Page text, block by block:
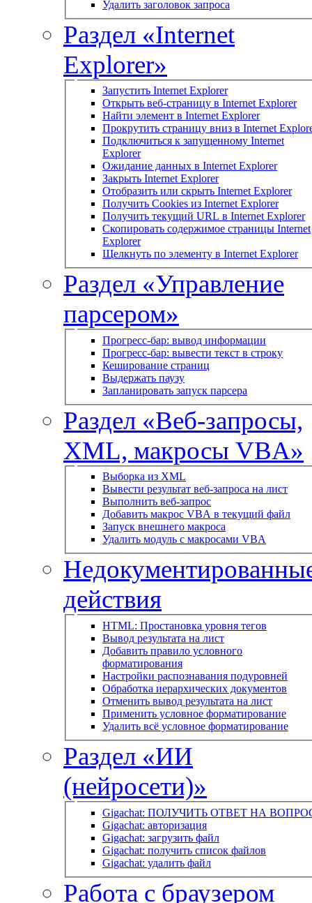
Удалить заголовок запроса
Раздел «Internet
Explorer»
Запустить Internet Explorer
Открыть веб-страницу в Internet Explorer
Найти элемент в Internet Explorer
Прокрутить страницу вниз в Internet
Подключиться к запущенному Internet
Explorer
Ожидание данных в Internet Explorer
Закрыть Internet Explorer
Отобразить или скрыть Internet Explorer
Получить Cookies из Internet Explorer
Получить текущий URL в Internet Explorer
Скопировать содержимое страницы Internet
Explorer
Щелкнуть по элементу в Internet Explorer
Раздел «Управление
парсером»
Прогресс-бар: вывод информации
Прогресс-бар: вывести текст в строку
Кеширование страниц
Выдержать паузу
Запланировать запуск парсера
Раздел «Веб-запросы,
XML, макросы VBA»
Выборка из XML
Вывести результат веб-запроса на лист
Выполнить веб-запрос
Добавить макрос VBA в текущий файл
Запуск внешнего макроса
Удалить модуль с макросами VBA
действия
HTML: Простановка уровня тегов
Вывод результата на лист
Добавить правило условного
форматирования
Настройки распознавания подуровней
Обработка иерархических документов
Отменить вывод результата на лист
Применить условное форматирование
Удалить всё условное форматирование
Раздел «ИИ
(нейросети)»
Gigachat: ПОЛУЧИТЬ ОТВЕТ НА
Gigachat: авторизация
Gigachat: загрузить файл
Gigachat: получить список файлов
Gigachat: удалить файл
Работа с браузером